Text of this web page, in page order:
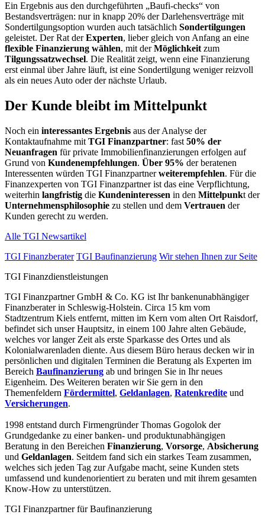
Ein Ergebnis aus den durchgeführten „Baufi-checks“ von
Bestandsverträgen: nur in knapp 20% der Darlehensverträge mit
Sondertilgungsoption wurden auch tatsächlich Sondertilgungen
geleistet. Der Rat derExperten, lieber gleich von Anfang an eine
flexible Finanzierung wählen, mit derMöglichkeit zum
Tilgungssatzwechsel. Die Realität zeigt, wenn eine Finanzierung
erst einmal über Jahre läuft, ist eine Sondertilgung weniger reizvoll
als ein neues Auto oder der nächste Urlaub.
Der Kunde bleibt im Mittelpunkt
Noch ein interessantes Ergebnis aus der Analyse der
Kontaktaufnahme mit TGI Finanzpartner: fast 50% der
Neuanfragen für private Immobilienfinanzierungen erfolgen auf
Grund von Kundenempfehlungen. Über 95% der beratenen
Interessenten würden TGI Finanzpartnerweiterempfehlen. Für die
Finanzexperten von TGI Finanzpartner ist das eine Verpflichtung,
weiterhin langfristig die Kundeninteressen in den Mittelpunkt der
Unternehmensphilosophie zu stellen und dem Vertrauen der
Kunden gerecht zu werden.
Alle TGI Newsartikel
TGI Finanzberater TGI Baufinanzierung Wir stehen Ihnen zur Seite
TGI Finanzdienstleistungen
TGI Finanzpartner GmbH & Co. KG ist Ihr bankenunabhängiger
Finanzberater in Schleswig-Holstein. Circa 15 km vom
Stadtzentrum Kiels entfernt, mitten im Kern vom alten Ort Raisdorf,
befindet sich unser Hauptsitz, in einem 100 Jahre alten Gebäude,
welches vor langer Zeit als erste Sparkasse des Ortes und als
Kolonialwarenladen diente. Aus diesem Büro heraus decken wir in
persönlichen und digitalen Terminen die Beratung als Experten im
Bereich Baufinanzierung ab und bringen Sie in Ihr neues
Eigenheim. Des Weiteren beraten wir Sie gern in den
Themenfeldern Fördermittel, Geldanlagen, Ratenkredite und
Versicherungen.
1998 entstand durch Firmengründer Thomas Gogolok der
Grundgedanke zu einer banken- und produktunabhängigen
Beratung in den Bereichen Finanzierung, Vorsorge, Absicherung
und Geldanlagen. Seitdem fand sich ein starkes Team zusammen,
welches sich jeden Tag zur Aufgabe macht, seine Kunden stets
umfassend und kundenorientiert zu beraten und mit ihrem gesamten
Know-How zu unterstützen.
TGI Finanzpartner für Baufinanzierung